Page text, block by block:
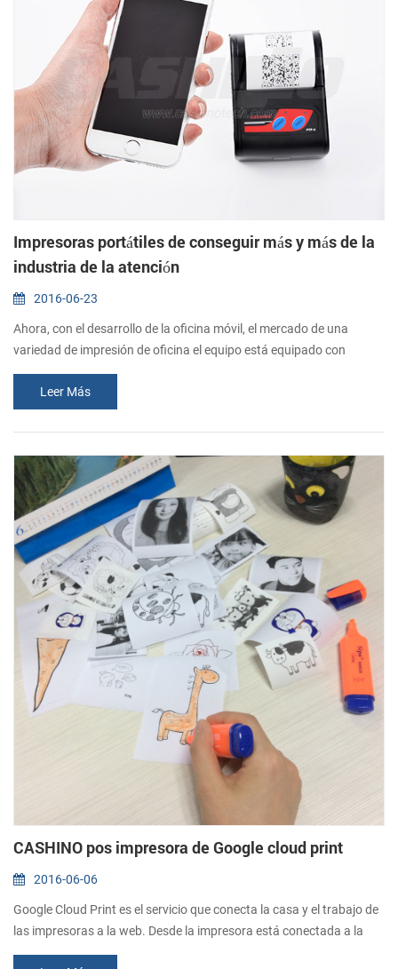
Impresoras portátiles de conseguir más y más de la
industria de la atención
2016-06-23
Ahora, con el desarrollo de la oficina móvil, el mercado de una
variedad de impresión de oficina el equipo está equipado con
características y más fácil de usar y completo, "dapper" productos
aplicados a áreas más extensas. Para los que trabajan fuera de la
casa, un ordenador portátil o impresoras portátiles obtener más y
más de la industria atención. Previamente, a menudo se encuentran
embarazoso...
Leer Más
CASHINO pos impresora de Google cloud print
2016-06-06
Google Cloud Print es el servicio que conecta la casa y el trabajo de
las impresoras a la web. Desde la impresora está conectada a la
web, puede imprimir desde cualquier lugar, utilizando cualquier